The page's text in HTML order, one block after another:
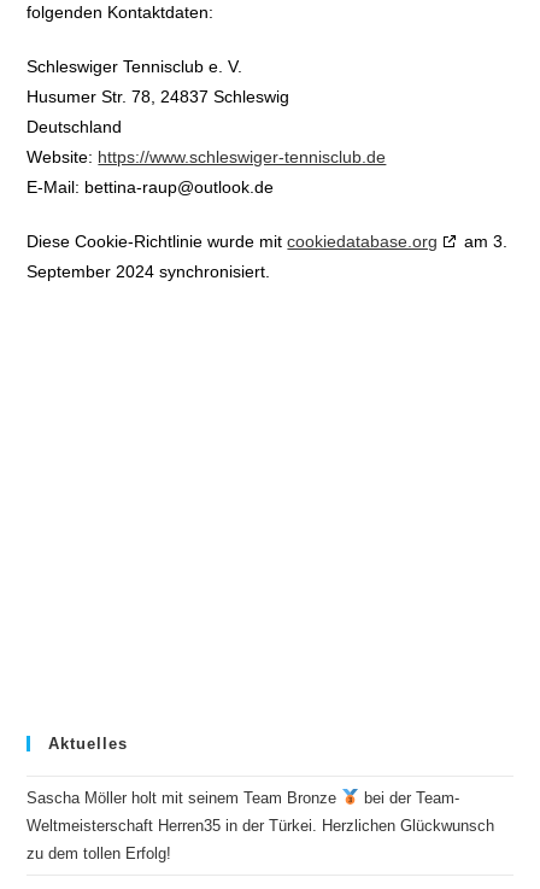
folgenden Kontaktdaten:
Schleswiger Tennisclub e. V.
Husumer Str. 78, 24837 Schleswig
Deutschland
Website: https://www.schleswiger-tennisclub.de
E-Mail: bettina-raup@outlook.de
Diese Cookie-Richtlinie wurde mitcookiedatabase.org
am 3.
September 2024 synchronisiert.
Aktuelles
Sascha Möller holt mit seinem Team Bronze
bei der Team-
Weltmeisterschaft Herren35 in der Türkei. Herzlichen Glückwunsch
zu dem tollen Erfolg!